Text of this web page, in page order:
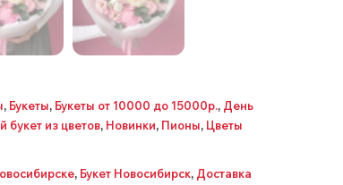
, Букеты, Букеты от 10000 до 15000р., День
букет из цветов, Новинки, Пионы, Цветы
, Букет Новосибирск, Доставка